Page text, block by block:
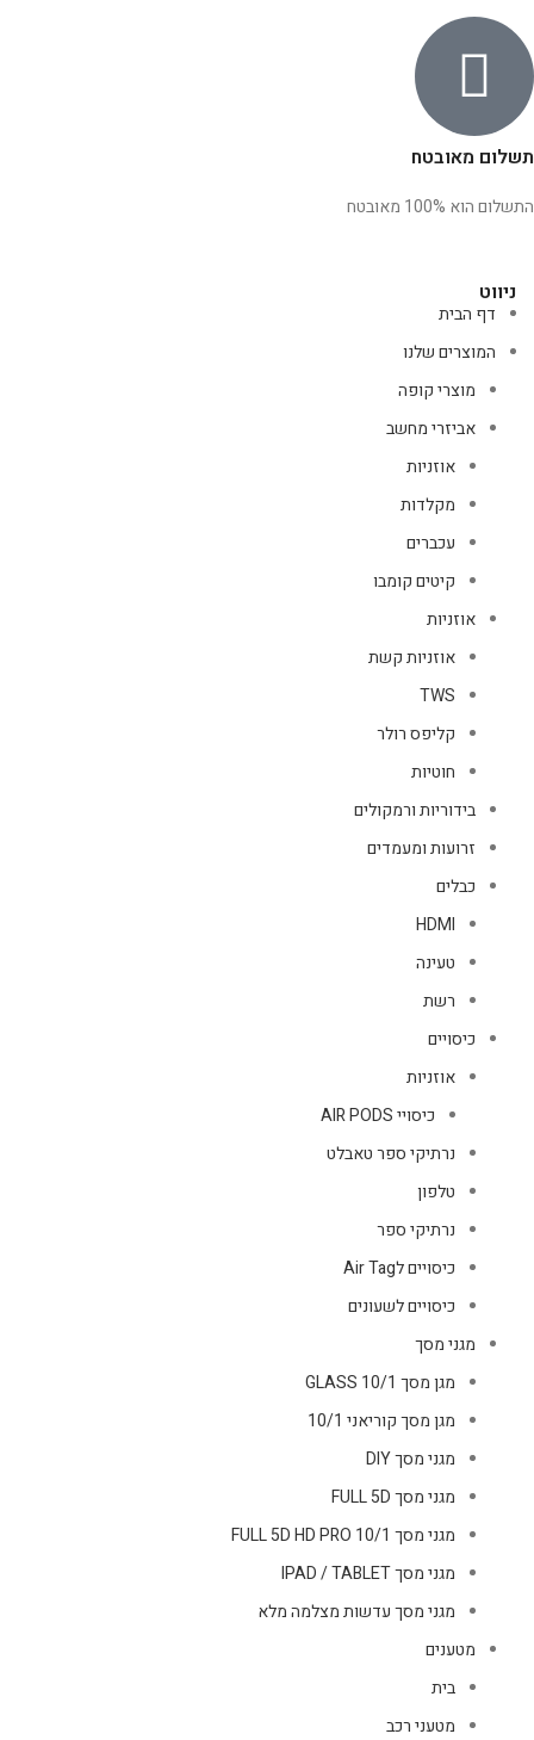
תשלום מאובטח
התשלום הוא 100% מאובטח
ניווט
דף הבית
המוצרים שלנו
מוצרי קופה
אביזרי מחשב
אוזניות
מקלדות
עכברים
קיטים קומבו
אוזניות
אוזניות קשת
TWS
קליפס רולר
חוטיות
בידוריות ורמקולים
זרועות ומעמדים
כבלים
HDMI
טעינה
רשת
כיסויים
אוזניות
כיסויי AIR PODS
נרתיקי ספר טאבלט
טלפון
נרתיקי ספר
כיסויים לAir Tag
כיסויים לשעונים
מגני מסך
מגן מסך GLASS 10/1
מגן מסך קוריאני 10/1
מגני מסך DIY
מגני מסך FULL 5D
מגני מסך FULL 5D HD PRO 10/1
מגני מסך IPAD / TABLET
מגני מסך עדשות מצלמה מלא
מטענים
בית
מטעני רכב